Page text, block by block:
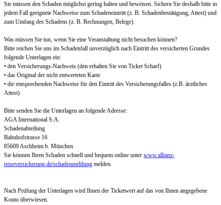
Sie müssen den Schaden möglichst gering halten und beweisen. Sichern Sie deshalb bitte in
jedem Fall geeignete Nachweise zum Schadeneintritt (z. B. Schadenbestätigung, Attest) und
zum Umfang des Schadens (z. B. Rechnungen, Belege).
Was müssen Sie tun, wenn Sie eine Veranstaltung nicht besuchen können?
Bitte reichen Sie uns im Schadenfall unverzüglich nach Eintritt des versicherten Grundes
folgende Unterlagen ein:
• den Versicherungs-Nachweis (den erhalten Sie von Ticket Scharf)
• das Original der nicht entwerteten Karte
• die entsprechenden Nachweise für den Eintritt des Versicherungsfalles (z.B. ärztliches
Attest)
Bitte senden Sie die Unterlagen an folgende Adresse:
AGA International S.A.
Schadenabteilung
Bahnhofstrasse 16
85609 Aschheim b. München
Sie können Ihren Schaden schnell und bequem online unter www.allianz-
reiseversicherung.de/schadenmeldung melden.
Nach Prüfung der Unterlagen wird Ihnen der Ticketwert auf das von Ihnen angegebene
Konto überwiesen.